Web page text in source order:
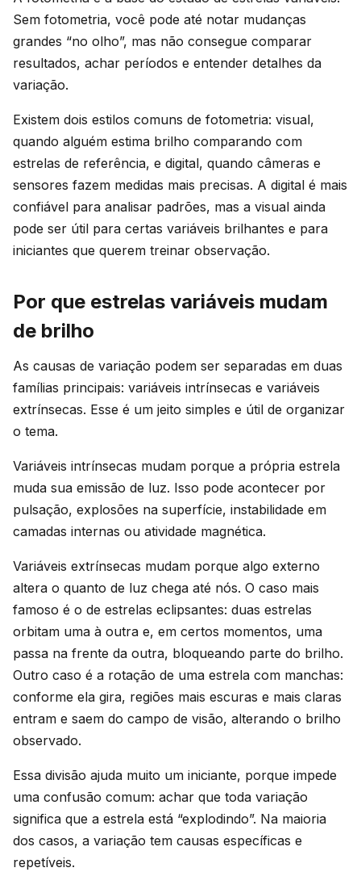
Sem fotometria, você pode até notar mudanças
grandes “no olho”, mas não consegue comparar
resultados, achar períodos e entender detalhes da
variação.
Existem dois estilos comuns de fotometria: visual,
quando alguém estima brilho comparando com
estrelas de referência, e digital, quando câmeras e
sensores fazem medidas mais precisas. A digital é mais
confiável para analisar padrões, mas a visual ainda
pode ser útil para certas variáveis brilhantes e para
iniciantes que querem treinar observação.
Por que estrelas variáveis mudam
de brilho
As causas de variação podem ser separadas em duas
famílias principais: variáveis intrínsecas e variáveis
extrínsecas. Esse é um jeito simples e útil de organizar
o tema.
Variáveis intrínsecas mudam porque a própria estrela
muda sua emissão de luz. Isso pode acontecer por
pulsação, explosões na superfície, instabilidade em
camadas internas ou atividade magnética.
Variáveis extrínsecas mudam porque algo externo
altera o quanto de luz chega até nós. O caso mais
famoso é o de estrelas eclipsantes: duas estrelas
orbitam uma à outra e, em certos momentos, uma
passa na frente da outra, bloqueando parte do brilho.
Outro caso é a rotação de uma estrela com manchas:
conforme ela gira, regiões mais escuras e mais claras
entram e saem do campo de visão, alterando o brilho
observado.
Essa divisão ajuda muito um iniciante, porque impede
uma confusão comum: achar que toda variação
significa que a estrela está “explodindo”. Na maioria
dos casos, a variação tem causas específicas e
repetíveis.